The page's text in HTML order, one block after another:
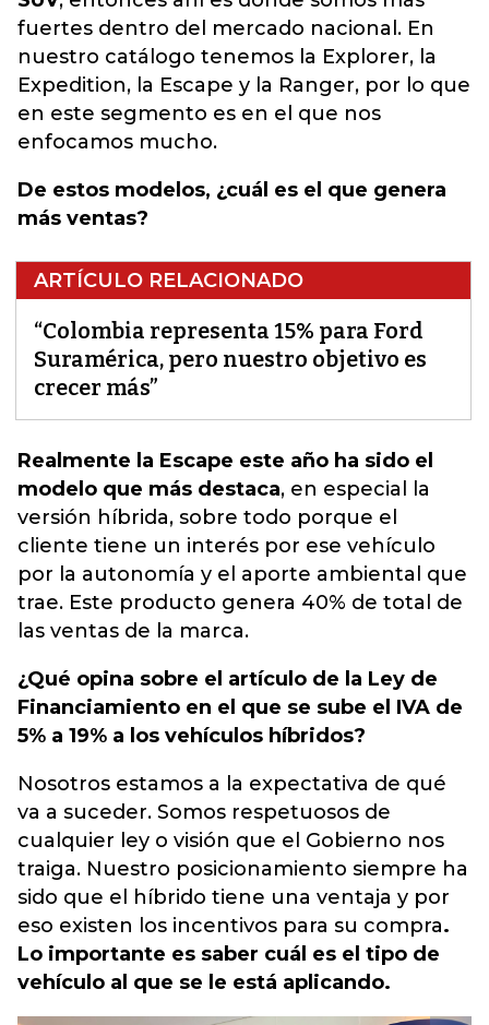
fuertes dentro del mercado nacional. En
nuestro catálogo tenemos la Explorer, la
Expedition, la Escape y la Ranger, por lo que
en este segmento es en el que nos
enfocamos mucho.
De estos modelos, ¿cuál es el que genera
más ventas?
ARTÍCULO RELACIONADO
“Colombia representa 15% para Ford
Suramérica, pero nuestro objetivo es
crecer más”
Realmente la Escape este año ha sido el
modelo que más destaca, en especial la
versión híbrida, sobre todo porque el
cliente tiene un interés por ese vehículo
por la autonomía y el aporte ambiental que
trae. Este producto genera 40% de total de
las ventas de la marca.
¿Qué opina sobre el artículo de la Ley de
Financiamiento en el que se sube el IVA de
5% a 19% a los vehículos híbridos?
Nosotros estamos a la expectativa de qué
va a suceder. Somos respetuosos de
cualquier ley o visión que el Gobierno nos
traiga. Nuestro posicionamiento siempre ha
sido que el híbrido tiene una ventaja y por
eso existen los incentivos para su compra.
Lo importante es saber cuál es el tipo de
vehículo al que se le está aplicando.